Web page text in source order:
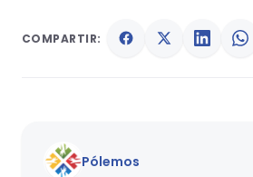
COMPARTIR:
Pólemos